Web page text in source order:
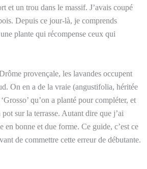
et un trou dans le massif. J’avais coupé
Depuis ce jour-là, je comprends
plante qui récompense ceux qui
provençale, les lavandes occupent
On en a de la vraie (angustifolia, héritée
qu’on a planté pour compléter, et
sur la terrasse. Autant dire que j’ai
en bonne et due forme. Ce guide, c’est ce
de commettre cette erreur de débutante.